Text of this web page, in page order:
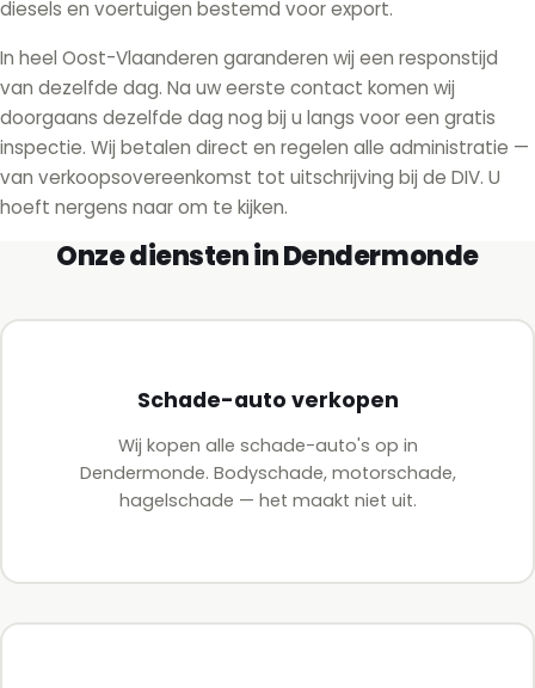
diesels en voertuigen bestemd voor export.
In heel Oost-Vlaanderen garanderen wij een responstijd
van dezelfde dag. Na uw eerste contact komen wij
doorgaans dezelfde dag nog bij u langs voor een gratis
inspectie. Wij betalen direct en regelen alle administratie —
van verkoopsovereenkomst tot uitschrijving bij de DIV. U
hoeft nergens naar om te kijken.
Onze diensten in Dendermonde
Schade-auto verkopen
Wij kopen alle schade-auto's op in
Dendermonde. Bodyschade, motorschade,
hagelschade — het maakt niet uit.